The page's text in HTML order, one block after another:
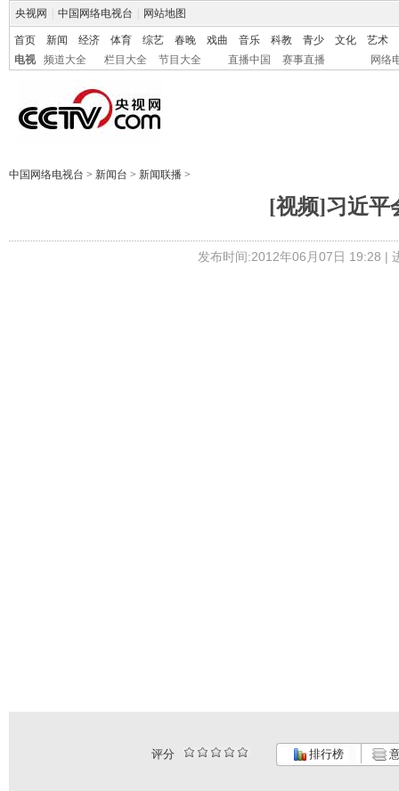
央视网 中国网络电视台 网站地图
首页 新闻 经济 体育 综艺 春晚 戏曲 音乐 科教 青少 文化
艺术
电视
频道大全 栏目大全 节目大全 直播中国 赛事直播 网络
中国网络电视台 > 新闻台 > 新闻联播 >
[视频]习近平
发布时间:2012年06月07日 19:28 |
评分 排行榜